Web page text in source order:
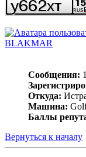
BLAKMAR
Сообщения:
Откуда:
Машина:
Баллы
Вернуться к началу